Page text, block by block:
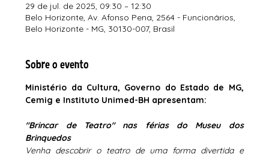
29 de jul. de 2025, 09:30 – 12:30
Belo Horizonte, Av. Afonso Pena, 2564 - Funcionários,
Belo Horizonte - MG, 30130-007, Brasil
Sobre o evento
Ministério da Cultura, Governo do Estado de MG,
Cemig e Instituto Unimed-BH apresentam:
"Brincar de Teatro" nas férias do Museu dos
Brinquedos
Venha descobrir o teatro de uma forma divertida e